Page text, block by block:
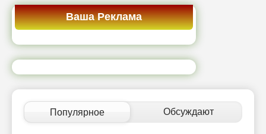
Ваша Реклама
Популярное Обсуждают